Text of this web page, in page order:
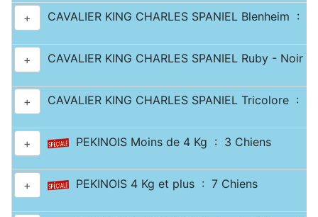
+ CAVALIER KING CHARLES SPANIEL Blenheim : 2
+ CAVALIER KING CHARLES SPANIEL Ruby - Noir
+ CAVALIER KING CHARLES SPANIEL Tricolore : 2
+ PEKINOIS Moins de 4 Kg : 3 Chiens
+ PEKINOIS 4 Kg et plus : 7 Chiens